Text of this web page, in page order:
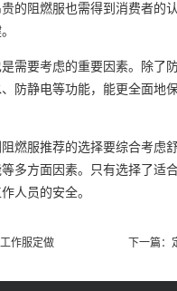
的阻燃服也需得到消费者的
需要考虑的重要因素。除了
防静电等功能，能更全面地
燃服推荐的选择要综合考虑
多方面因素。只有选择了适
人员的安全。
作服定做 下一篇：